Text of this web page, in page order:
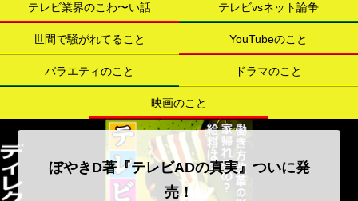
テレビ業界のこわ〜い話 テレビvsネット論争
世間で騒がれてること YouTubeのこと
バラエティのこと ドラマのこと
映画のこと
ぼやきD著『テレビADの真実』ついに発
売！